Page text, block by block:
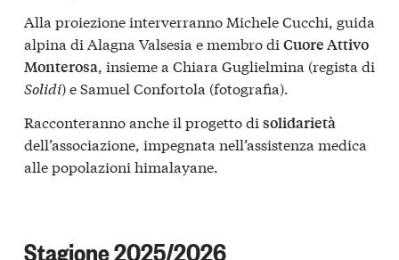
Alla proiezione interverranno Michele Cucchi, guida
alpina di Alagna Valsesia e membro di Cuore Attivo
Monterosa, insieme a Chiara Guglielmina (regista di
Solidi) e Samuel Confortola (fotografia).
Racconteranno anche il progetto di solidarietà
dell’associazione, impegnata nell’assistenza medica
alle popolazioni himalayane.
Stagione 2025/2026